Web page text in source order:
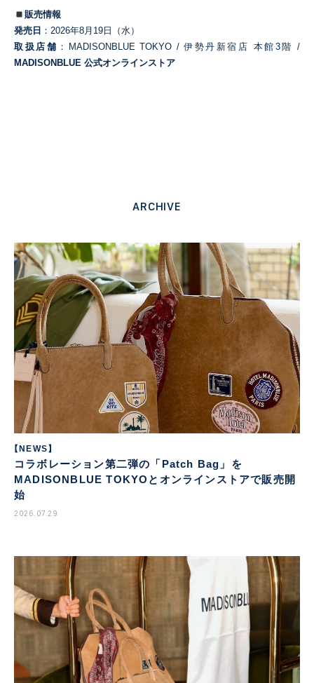
販売情報
発売日 ：2026年8月19日（水）
取扱店舗 ：MADISONBLUE TOKYO / 伊勢丹新宿店 本館3階 /
MADISONBLUE 公式オンラインストア
ARCHIVE
【NEWS】
コラボレーション第二弾の「Patch Bag」を
MADISONBLUE TOKYOとオンラインストアで販売開
始
2026.07.29